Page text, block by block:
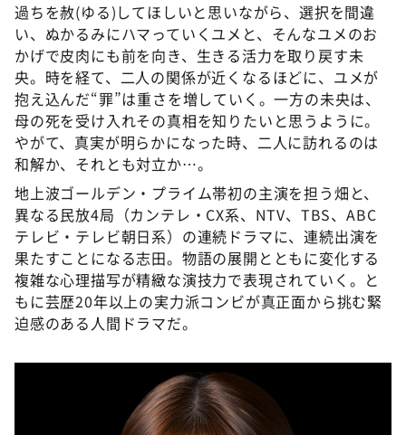
過ちを赦(ゆる)してほしいと思いながら、選択を間違
い、ぬかるみにハマっていくユメと、そんなユメのお
かげで皮肉にも前を向き、生きる活力を取り戻す未
央。時を経て、二人の関係が近くなるほどに、ユメが
抱え込んだ“罪”は重さを増していく。一方の未央は、
母の死を受け入れその真相を知りたいと思うように。
やがて、真実が明らかになった時、二人に訪れるのは
和解か、それとも対立か…。
地上波ゴールデン・プライム帯初の主演を担う畑と、
異なる民放4局（カンテレ・CX系、NTV、TBS、ABC
テレビ・テレビ朝日系）の連続ドラマに、連続出演を
果たすことになる志田。物語の展開とともに変化する
複雑な心理描写が精緻な演技力で表現されていく。と
もに芸歴20年以上の実力派コンビが真正面から挑む緊
迫感のある人間ドラマだ。